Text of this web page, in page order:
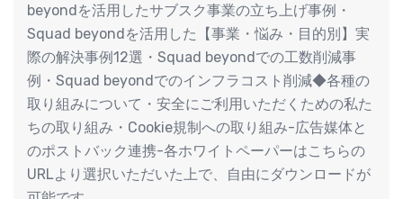
beyondを活用したサブスク事業の立ち上げ事例・
Squad beyondを活用した【事業・悩み・目的別】実
際の解決事例12選・Squad beyondでの⼯数削減事
例・Squad beyondでのインフラコスト削減◆各種の
取り組みについて・安全にご利用いただくための私た
ちの取り組み・Cookie規制への取り組み-広告媒体と
のポストバック連携-各ホワイトペーパーはこちらの
URLより選択いただいた上で、自由にダウンロードが